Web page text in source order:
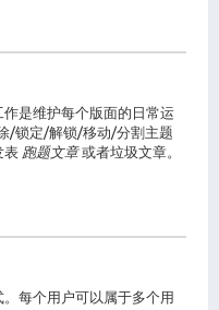
是维护每个版面的日常运
/锁定/解锁/移动/分割主题
表 跑题文章或者垃圾文章。
每个用户可以属于多个用